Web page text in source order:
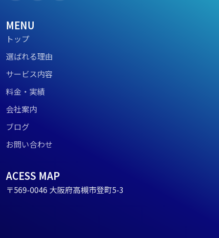
MENU
トップ
選ばれる理由
サービス内容
料金・実績
会社案内
ブログ
お問い合わせ
ACESS MAP
〒569-0046 大阪府高槻市登町5-3